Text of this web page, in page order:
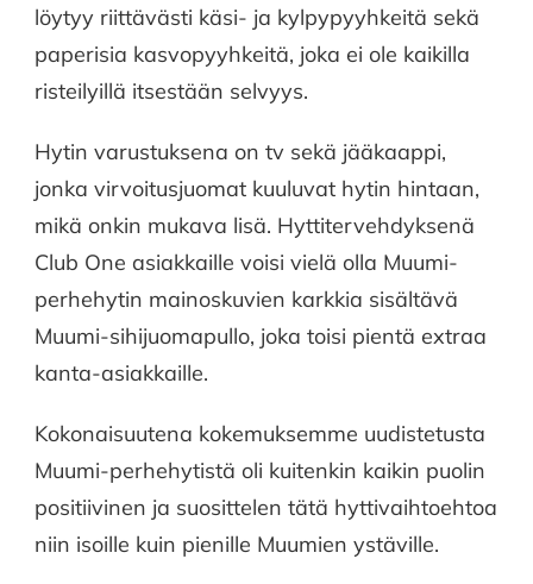
löytyy riittävästi käsi- ja kylpypyyhkeitä sekä
paperisia kasvopyyhkeitä, joka ei ole kaikilla
risteilyillä itsestään selvyys.
Hytin varustuksena on tv sekä jääkaappi,
jonka virvoitusjuomat kuuluvat hytin hintaan,
mikä onkin mukava lisä. Hyttitervehdyksenä
Club One asiakkaille voisi vielä olla Muumi-
perhehytin mainoskuvien karkkia sisältävä
Muumi-sihijuomapullo, joka toisi pientä extraa
kanta-asiakkaille.
Kokonaisuutena kokemuksemme uudistetusta
Muumi-perhehytistä oli kuitenkin kaikin puolin
positiivinen ja suosittelen tätä hyttivaihtoehtoa
niin isoille kuin pienille Muumien ystäville.